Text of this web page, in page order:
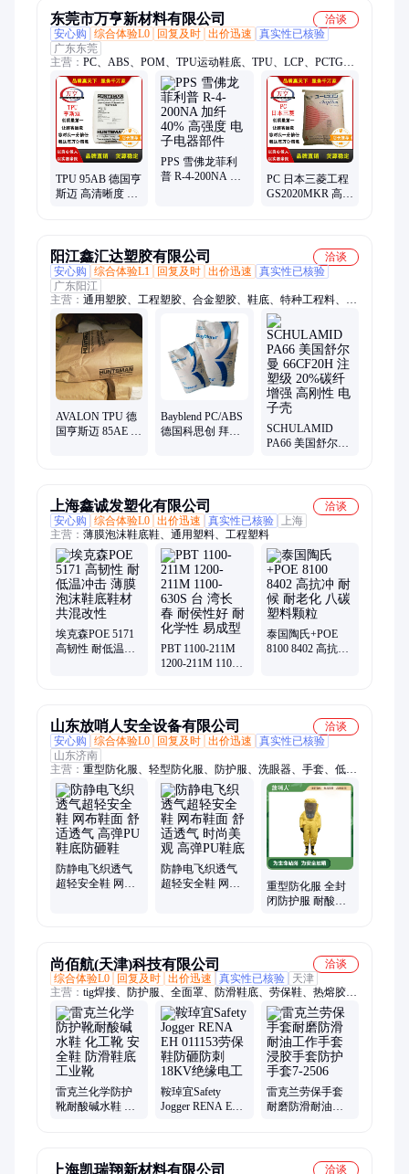
东莞市万亨新材料有限公司
洽谈
安心购
综合体验L0 回复及时 出价迅速
真实性已核验
广东东莞
主营： PC、ABS、POM、TPU运动鞋底、TPU、LCP、PCTG、
POE、PEI、TPE、EVA、PBT、PC/ABS、PA66、PMMA、杜邦
pom、杜邦pa66、美国杜邦、塑料颗粒、塑料原料
TPU 95AB 德国亨
斯迈 高清晰度 耐
PPS 雪佛龙菲利
普 R-4-200NA 加
PC 日本三菱工程
GS2020MKR 高流
阳江鑫汇达塑胶有限公司
洽谈
安心购
综合体验L1 回复及时 出价迅速
真实性已核验
广东阳江
主营： 通用塑胶、工程塑胶、合金塑胶、鞋底、特种工程料、热
塑弹性塑胶
AVALON TPU 德
国亨斯迈 85AE 注
Bayblend PC/ABS
德国科思创 拜耳
SCHULAMID
PA66 美国舒尔曼
上海鑫诚发塑化有限公司
洽谈
安心购
综合体验L0 出价迅速 真实性已核验
上海
主营： 薄膜泡沫鞋底鞋、通用塑料、工程塑料
埃克森POE 5171
高韧性 耐低温冲
PBT 1100-211M
1200-211M 1100-
泰国陶氏+POE
8100 8402 高抗冲
山东放哨人安全设备有限公司
洽谈
安心购
综合体验L0 回复及时 出价迅速
真实性已核验
山东济南
主营： 重型防化服、轻型防化服、防护服、洗眼器、手套、低温
服、隔热服、移动供气源、长管呼吸器、电动式长管呼吸器、自
吸式长管呼吸器、防毒面具、全面具、释放器、护目镜、C级防
护服、空气呼吸器、避火服、一次性防护服、消防服、充填泵、
动力送风呼吸器、防爆充气箱、自动苏生器
防静电飞织透气
超轻安全鞋 网布
防静电飞织透气
超轻安全鞋 网布
重型防化服 全封
闭防护服 耐酸碱
尚佰航(天津)科技有限公司
洽谈
综合体验L0
回复及时 出价迅速 真实性已核验
天津
主营： tig焊接、防护服、全面罩、防滑鞋底、劳保鞋、热熔胶、
供气管、反光膜、pvc涂层、安全帽、起蜡水、安全带、差压
表、擦拭布、雷克兰、吸污卷、万向钩、聚酰胺、类八线、电绝
缘、注塑pvc、插座镜、绝缘鞋、活性炭、速差器、pvc手套
雷克兰化学防护
靴耐酸碱水鞋 化
鞍琸宜Safety
Jogger RENA EH
雷克兰劳保手套
耐磨防滑耐油工
上海凯瑞翔新材料有限公司
洽谈